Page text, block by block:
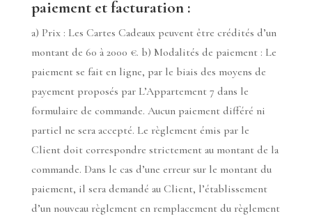
paiement et facturation :
a) Prix : Les Cartes Cadeaux peuvent être crédités d’un
montant de 60 à 2000 €. b) Modalités de paiement : Le
paiement se fait en ligne, par le biais des moyens de
payement proposés par L’Appartement 7 dans le
formulaire de commande. Aucun paiement différé ni
partiel ne sera accepté. Le règlement émis par le
Client doit correspondre strictement au montant de la
commande. Dans le cas d’une erreur sur le montant du
paiement, il sera demandé au Client, l’établissement
d’un nouveau règlement en remplacement du règlement